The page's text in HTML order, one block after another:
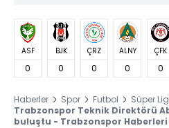
ASF
0
BJK
0
ÇRZ
0
ALNY
0
ÇFK
0
Haberler Spor Futbol Süper Lig
Trabzonspor Teknik Direktörü
buluştu - Trabzonspor Haberleri